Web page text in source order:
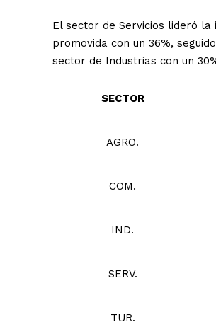
El sector de Servicios lideró la
promovida con un 36%,
sector de Industrias con un
SECTOR
AGRO.
COM.
IND.
SERV.
TUR.